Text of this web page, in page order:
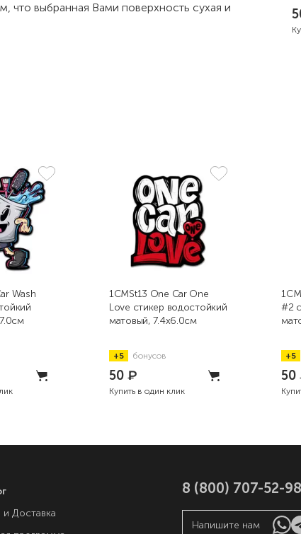
что выбранная Вами поверхность сухая и
Wash
1CMSt13 One Car One
Love стикер водостойкий
матовый, 7.4x6.0см
+5 бонусов
50 ₽
Купить в один клик
#2
+5
50
и Доставка
8 (800) 707-52-98
Напишите нам